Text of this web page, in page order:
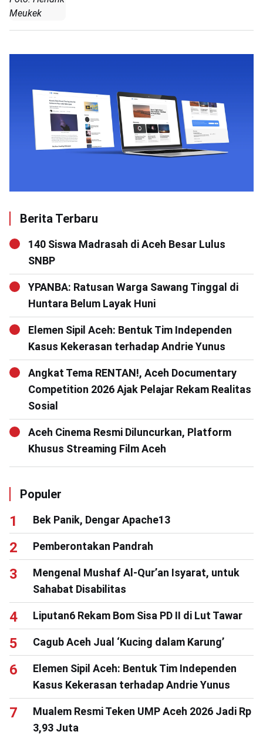
Meukek
Berita Terbaru
140 Siswa Madrasah di Aceh Besar Lulus
SNBP
YPANBA: Ratusan Warga Sawang Tinggal di
Huntara Belum Layak Huni
Elemen Sipil Aceh: Bentuk Tim Independen
Kasus Kekerasan terhadap Andrie Yunus
Angkat Tema RENTAN!, Aceh Documentary
Competition 2026 Ajak Pelajar Rekam Realitas
Sosial
Aceh Cinema Resmi Diluncurkan, Platform
Khusus Streaming Film Aceh
Populer
Bek Panik, Dengar Apache13
Pemberontakan Pandrah
Mengenal Mushaf Al-Qur’an Isyarat, untuk
Sahabat Disabilitas
Liputan6 Rekam Bom Sisa PD II di Lut Tawar
Cagub Aceh Jual ‘Kucing dalam Karung’
Elemen Sipil Aceh: Bentuk Tim Independen
Kasus Kekerasan terhadap Andrie Yunus
Mualem Resmi Teken UMP Aceh 2026 Jadi Rp
3,93 Juta